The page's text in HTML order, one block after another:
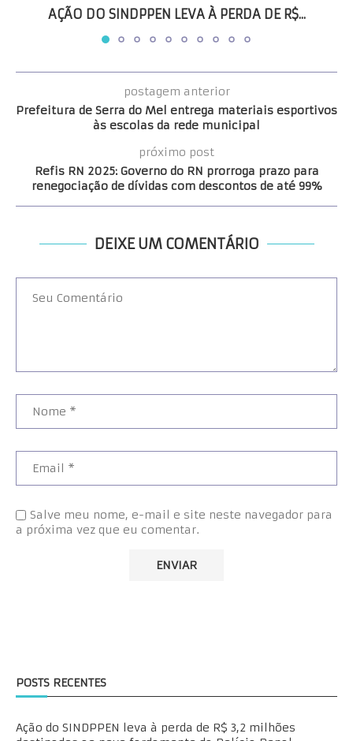
AÇÃO DO SINDPPEN LEVA À PERDA DE R$...
postagem anterior
Prefeitura de Serra do Mel entrega materiais esportivos
às escolas da rede municipal
próximo post
Refis RN 2025: Governo do RN prorroga prazo para
renegociação de dívidas com descontos de até 99%
DEIXE UM COMENTÁRIO
Salve meu nome, e-mail e site neste navegador para
a próxima vez que eu comentar.
POSTS RECENTES
Ação do SINDPPEN leva à perda de R$ 3,2 milhões